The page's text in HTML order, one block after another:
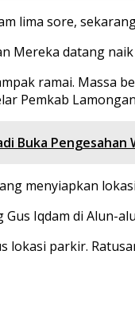
lima sore,
Mereka datang
ramai.
Pemkab
Buka
menyiapkan
Iqdam di Alun-
lokasi parkir.